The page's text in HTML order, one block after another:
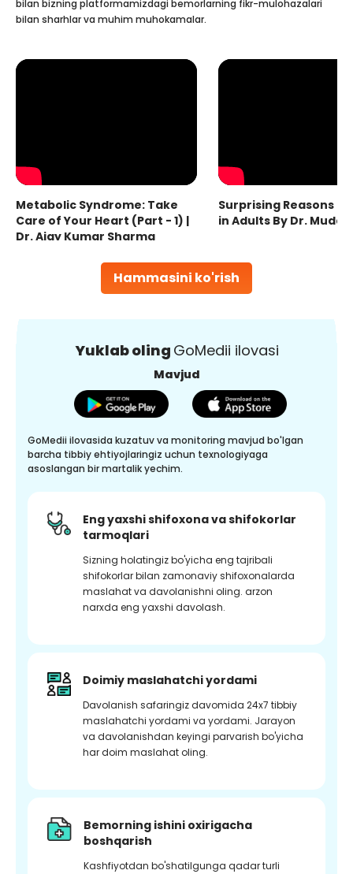
Hammasini ko'rish
bilan bizning platformamizdagi bemorlarning fikr-mulohazalari
bilan sharhlar va muhim muhokamalar.
Metabolic Syndrome: Take
Care of Your Heart (Part - 1) |
Dr. Ajay Kumar Sharma
Surprising Reasons
in Adults By Dr.
Yuklab oling GoMedii ilovasi
Mavjud
GoMedii ilovasida kuzatuv va monitoring mavjud bo'lgan
barcha tibbiy ehtiyojlaringiz uchun texnologiyaga
asoslangan bir martalik yechim.
Eng yaxshi shifoxona va shifokorlar
tarmoqlari
Sizning holatingiz bo'yicha eng tajribali
shifokorlar bilan zamonaviy shifoxonalarda
maslahat va davolanishni oling. arzon
narxda eng yaxshi davolash.
Doimiy maslahatchi yordami
Davolanish safaringiz davomida 24x7 tibbiy
maslahatchi yordami va yordami. Jarayon
va davolanishdan keyingi parvarish bo'yicha
har doim maslahat oling.
Bemorning ishini oxirigacha
boshqarish
Kashfiyotdan bo'shatilgunga qadar turli